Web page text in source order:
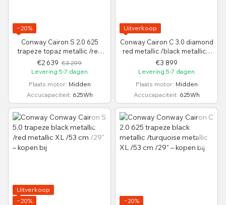
−20%
Conway Cairon S 2.0 625
trapeze topaz metallic /red
metallic XL /53 cm /29"
€2 639 €3 299
Levering 5-7 dagen
Plaats motor Midden
Accucapaciteit 625Wh
Uitverkoop
Conway Cairon C 3.0 diamond
red metallic /black metallic L
/49 cm /29"
€3 899
Levering 5-7 dagen
Plaats motor Midden
Accucapaciteit 625Wh
Uitverkoop
−20%
−20%